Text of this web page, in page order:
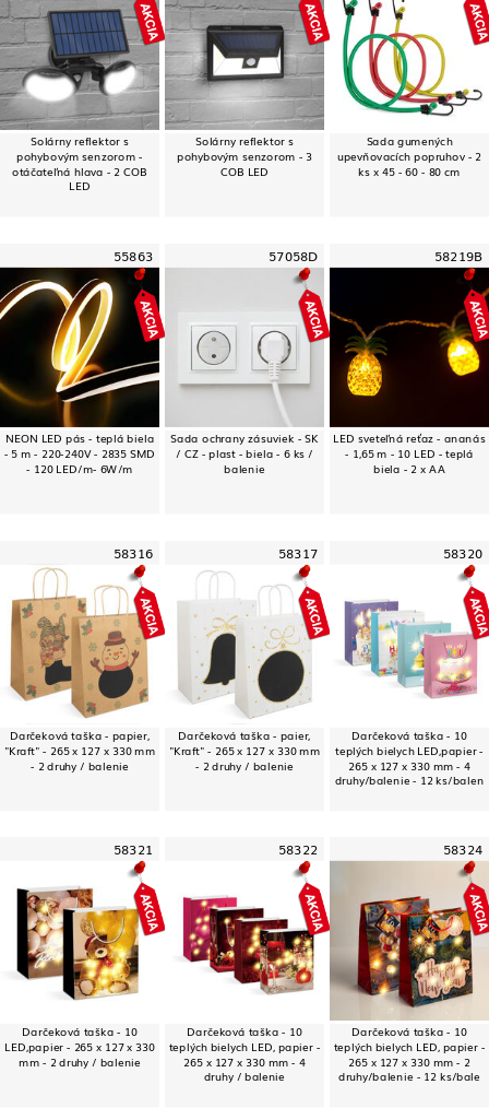
Solárny reflektor s
pohybovým senzorom -
otáčateľná hlava - 2 COB
LED
Solárny reflektor s
pohybovým senzorom - 3
COB LED
Sada gumených
upevňovacích popruhov - 2
ks x 45 - 60 - 80 cm
55863
NEON LED pás - teplá biela
- 5 m - 220-240V - 2835 SMD
- 120 LED/m- 6W/m
57058D
Sada ochrany zásuviek - SK
/ CZ - plast - biela - 6 ks /
balenie
58219B
LED sveteľná reťaz - ananás
- 1,65 m - 10 LED - teplá
biela - 2 x AA
58316
Darčeková taška - papier,
"Kraft" - 265 x 127 x 330 mm
- 2 druhy / balenie
58317
Darčeková taška - paier,
"Kraft" - 265 x 127 x 330 mm
- 2 druhy / balenie
58320
Darčeková taška - 10
teplých bielych LED,papier -
265 x 127 x 330 mm - 4
druhy/balenie - 12 ks/balen
58321
Darčeková taška - 10
LED,papier - 265 x 127 x 330
mm - 2 druhy / balenie
58322
Darčeková taška - 10
teplých bielych LED, papier -
265 x 127 x 330 mm - 4
druhy / balenie
58324
Darčeková taška - 10
teplých bielych LED, papier -
265 x 127 x 330 mm - 2
druhy/balenie - 12 ks/bale